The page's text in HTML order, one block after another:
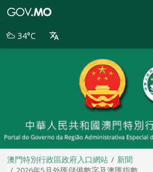
別
34°C
澳門特別行政區政府入口網站
新聞